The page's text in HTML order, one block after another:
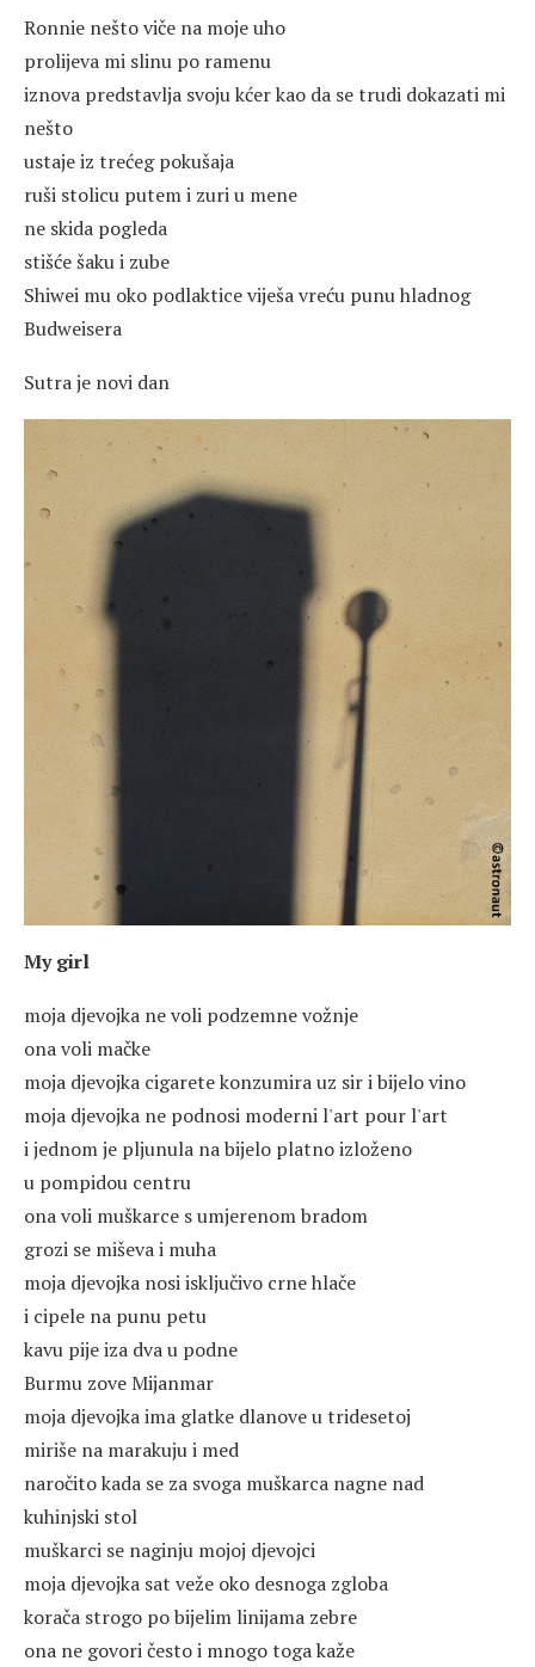
Ronnie nešto viče na moje uho
prolijeva mi slinu po ramenu
iznova predstavlja svoju kćer kao da se trudi dokazati mi
nešto
ustaje iz trećeg pokušaja
ruši stolicu putem i zuri u mene
ne skida pogleda
stišće šaku i zube
Shiwei mu oko podlaktice viješa vreću punu hladnog
Budweisera
Sutra je novi dan
My girl
moja djevojka ne voli podzemne vožnje
ona voli mačke
moja djevojka cigarete konzumira uz sir i bijelo vino
moja djevojka ne podnosi moderni l'art pour l'art
i jednom je pljunula na bijelo platno izloženo
u pompidou centru
ona voli muškarce s umjerenom bradom
grozi se miševa i muha
moja djevojka nosi isključivo crne hlače
i cipele na punu petu
kavu pije iza dva u podne
Burmu zove Mijanmar
moja djevojka ima glatke dlanove u tridesetoj
miriše na marakuju i med
naročito kada se za svoga muškarca nagne nad
kuhinjski stol
muškarci se naginju mojoj djevojci
moja djevojka sat veže oko desnoga zgloba
korača strogo po bijelim linijama zebre
ona ne govori često i mnogo toga kaže